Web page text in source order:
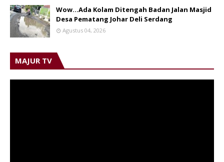
Wow...Ada Kolam Ditengah Badan Jalan Masjid
Desa Pematang Johar Deli Serdang
Agustus 04, 2026
MAJUR TV